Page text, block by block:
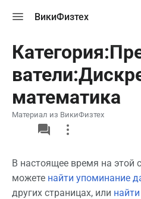
меню
ВикиФизтех
математика
Материал из ВикиФизтех
More
actions
В настоящее время на этой
можете найти упоминание
других страницах, или